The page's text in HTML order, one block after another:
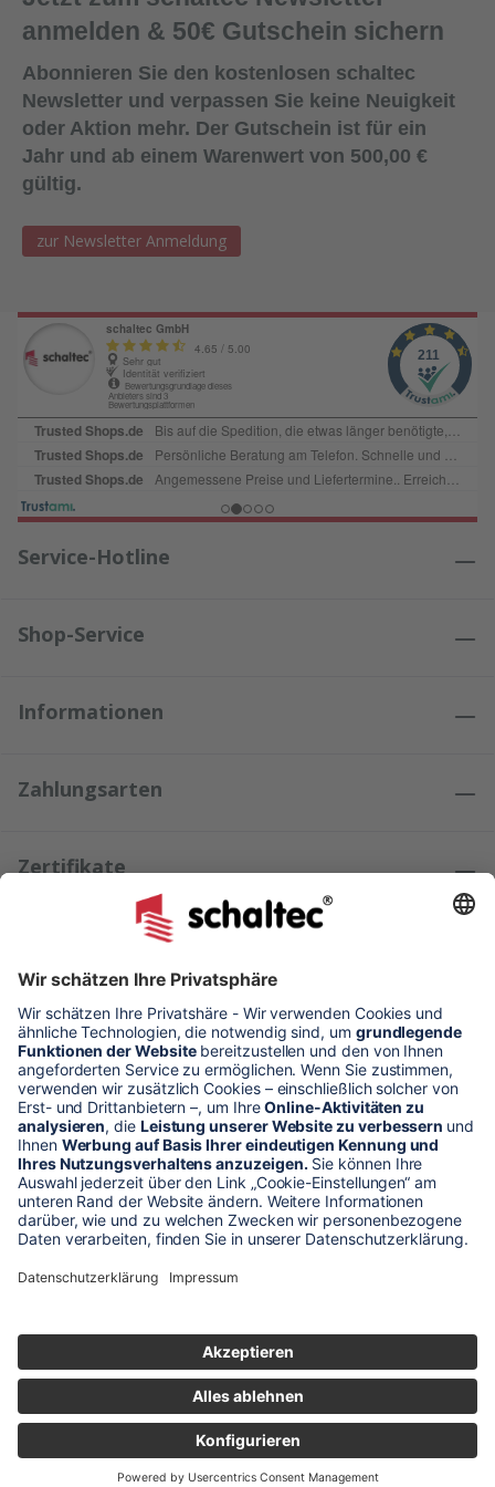
Dichtmittel gelangt (um die Haftwirkung nicht zu
beeinträchtigen).Lagerung:18 Monate bei ungeöffneter
Verpackung an einem kühlen und trockenen Lagerort bei
Temperaturen zwischen +5°C und +25
°C. Lieferform:600ml Folienbeutel, 12
Beutel/KartonFarbe:SchwarzAbgabe:Nur in Verbindung mit
Bestellung von Ersatzplatten in passender Menge!
anmelden & 50€ Gutschein sichern
Abonnieren Sie den kostenlosen schaltec
Newsletter und verpassen Sie keine Neuigkeit
oder Aktion mehr. Der Gutschein ist für ein
Jahr und ab einem Warenwert von 500,00 €
gültig.
zur Newsletter Anmeldung
Service-Hotline
Shop-Service
Informationen
Zahlungsarten
Zertifikate
Kundenmeinungen
* Alle Preise verstehen sich zzgl. Mehrwertsteuer und Versandkosten
Unser Shop-Angebot richtet sich nur an gewerbliche
** LP = Listenneupreis (netto) des Herstellers
Mitarbeitern bearbeitet. Sie erhalten in jedem Fall ein Angebot bzw.
eine Auftragsbestätigung.
Produktabbildungen von Gebrauchtartikeln entsprechen nicht immer
der vorrätigen Ware - sie können ähnliche Produkte zeigen.
© 2026 schaltec GmbH |Impressum